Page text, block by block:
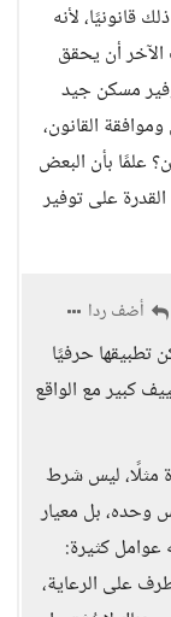
قانونيًا، لأنه
أن يحقق
مسكن جيد
القانون،
علمًا بأن البعض
على توفير
أضف ردا
تطبيقها حرفيًا
كبير مع الواقع
مثلًا، ليس شرط
وحده، بل معيار
كثيرة:
على الرعاية،